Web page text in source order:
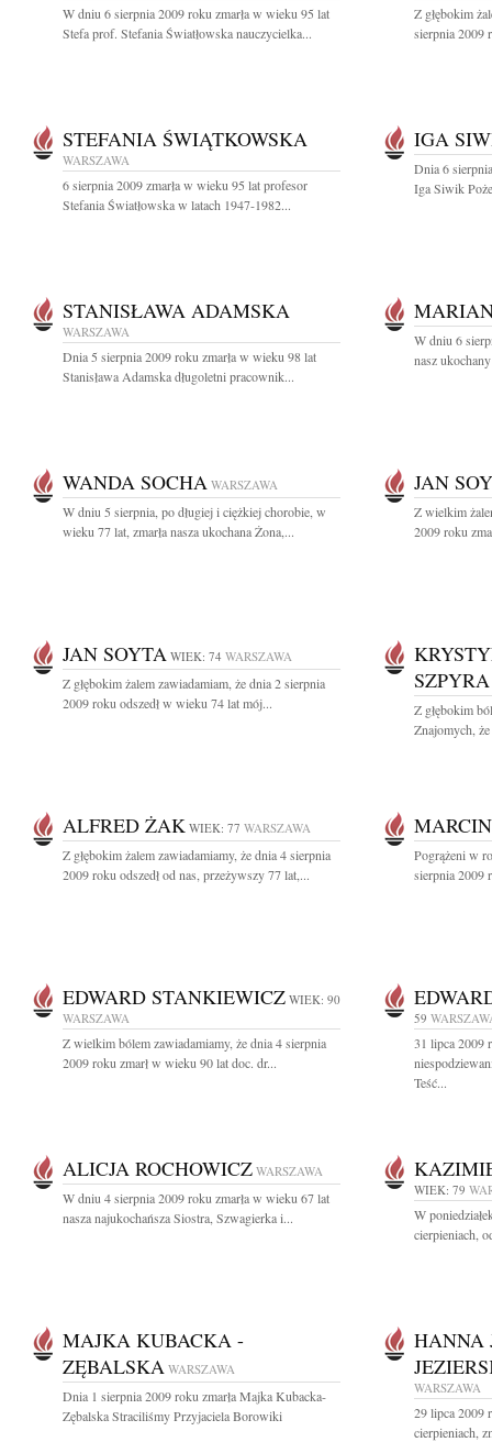
W dniu 6 sierpnia 2009 roku zmarła w wieku 95 lat
Stefa prof. Stefania Światłowska nauczycielka...
Z głębokim
sierpnia 2009
STEFANIA ŚWIĄTKOWSKA
WARSZAWA
6 sierpnia 2009 zmarła w wieku 95 lat profesor
Stefania Światłowska w latach 1947-1982...
IGA
Dnia 6
Iga Siwik
STANISŁAWA ADAMSKA
WARSZAWA
Dnia 5 sierpnia 2009 roku zmarła w wieku 98 lat
Stanisława Adamska długoletni pracownik...
W dniu 6
nasz
WANDA SOCHA WARSZAWA
W dniu 5 sierpnia, po długiej i ciężkiej chorobie, w
wieku 77 lat, zmarła nasza ukochana Żona,...
JAN
Z wielkim
2009 roku
JAN SOYTA WIEK: 74 WARSZAWA
Z głębokim żalem zawiadamiam, że dnia 2 sierpnia
2009 roku odszedł w wieku 74 lat mój...
SZPYRA
Z głębokim
Znajomych,
ALFRED ŻAK WIEK: 77 WARSZAWA
Z głębokim żalem zawiadamiamy, że dnia 4 sierpnia
2009 roku odszedł od nas, przeżywszy 77 lat,...
Pogrążeni w
sierpnia 2009
EDWARD STANKIEWICZ WIEK: 90
WARSZAWA
Z wielkim bólem zawiadamiamy, że dnia 4 sierpnia
2009 roku zmarł w wieku 90 lat doc. dr...
59
31 lipca 2009
Teść...
ALICJA ROCHOWICZ WARSZAWA
W dniu 4 sierpnia 2009 roku zmarła w wieku 67 lat
nasza najukochańsza Siostra, Szwagierka i...
WIEK: 79
W
cierpieniach,
MAJKA KUBACKA -
ZĘBALSKA WARSZAWA
Dnia 1 sierpnia 2009 roku zmarła Majka Kubacka-
Zębalska Straciliśmy Przyjaciela Borowiki
HANNA
WARSZAWA
29 lipca 2009
cierpieniach,